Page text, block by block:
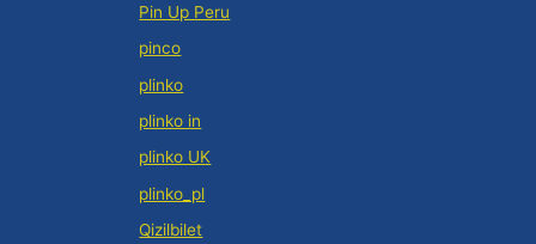
Pin Up Peru
pinco
plinko
plinko in
plinko UK
plinko_pl
Qizilbilet